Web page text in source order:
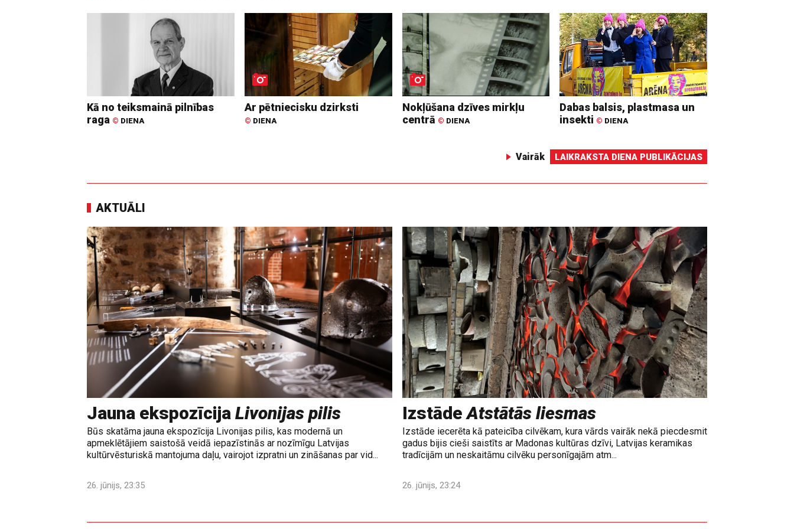
Kā no teiksmainā pilnības
raga © DIENA
Ar pētniecisku dzirksti
© DIENA
Nokļūšana dzīves mirkļu
centrā © DIENA
Dabas balsis, plastmasa un
insekti © DIENA
Vairāk LAIKRAKSTA DIENA PUBLIKĀCIJAS
AKTUĀLI
Jauna ekspozīcija Livonijas pilis
Būs skatāma jauna ekspozīcija Livonijas pilis, kas modernā un
apmeklētājiem saistošā veidā iepazīstinās ar nozīmīgu Latvijas
kultūrvēsturiskā mantojuma daļu, vairojot izpratni un zināšanas par vid...
26. jūnijs, 23:35
IzstādeAtstātās liesmas
Izstāde iecerēta kā pateicība cilvēkam, kura vārds vairāk nekā piecdesmit
gadus bijis cieši saistīts ar Madonas kultūras dzīvi, Latvijas keramikas
tradīcijām un neskaitāmu cilvēku personīgajām atm...
26. jūnijs, 23:24